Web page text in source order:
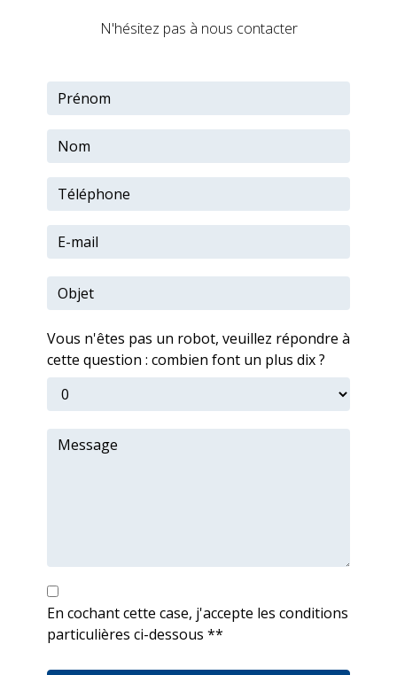
N'hésitez pas à nous contacter
Vous n'êtes pas un robot, veuillez répondre à
cette question : combien font un plus dix ?
En cochant cette case, j'accepte les conditions
particulières ci-dessous **